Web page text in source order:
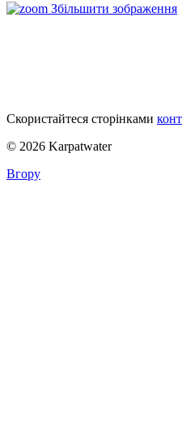
Збільшити зображення
Скористайтеся сторінками
© 2026 Karpatwater
Вгору